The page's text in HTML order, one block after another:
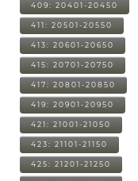
409: 20401-20450
411: 20501-20550
413: 20601-20650
415: 20701-20750
417: 20801-20850
419: 20901-20950
421: 21001-21050
423: 21101-21150
425: 21201-21250